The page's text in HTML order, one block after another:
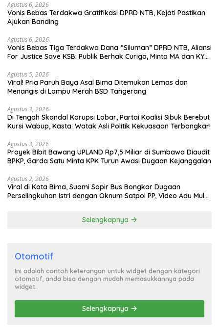
Agustus 6, 2026
Vonis Bebas Terdakwa Gratifikasi DPRD NTB, Kejati Pastikan
Ajukan Banding
Agustus 6, 2026
Vonis Bebas Tiga Terdakwa Dana “Siluman” DPRD NTB, Aliansi
For Justice Save KSB: Publik Berhak Curiga, Minta MA dan KY
Agustus 5, 2026
Viral! Pria Paruh Baya Asal Bima Ditemukan Lemas dan
Menangis di Lampu Merah BSD Tangerang
Agustus 3, 2026
Di Tengah Skandal Korupsi Lobar, Partai Koalisi Sibuk Berebut
Kursi Wabup, Kasta: Watak Asli Politik Kekuasaan Terbongkar!
Agustus 3, 2026
Proyek Bibit Bawang UPLAND Rp7,5 Miliar di Sumbawa Diaudit
BPKP, Garda Satu Minta KPK Turun Awasi Dugaan Kejanggalan
Agustus 2, 2026
Viral di Kota Bima, Suami Sopir Bus Bongkar Dugaan
Perselingkuhan Istri dengan Oknum Satpol PP, Video Adu Mulut
Selengkapnya
Otomotif
Ini adalah contoh keterangan untuk widget dengan kategori
otomotif, anda bisa dengan mudah memasukkannya pada
widget.
Selengkapnya